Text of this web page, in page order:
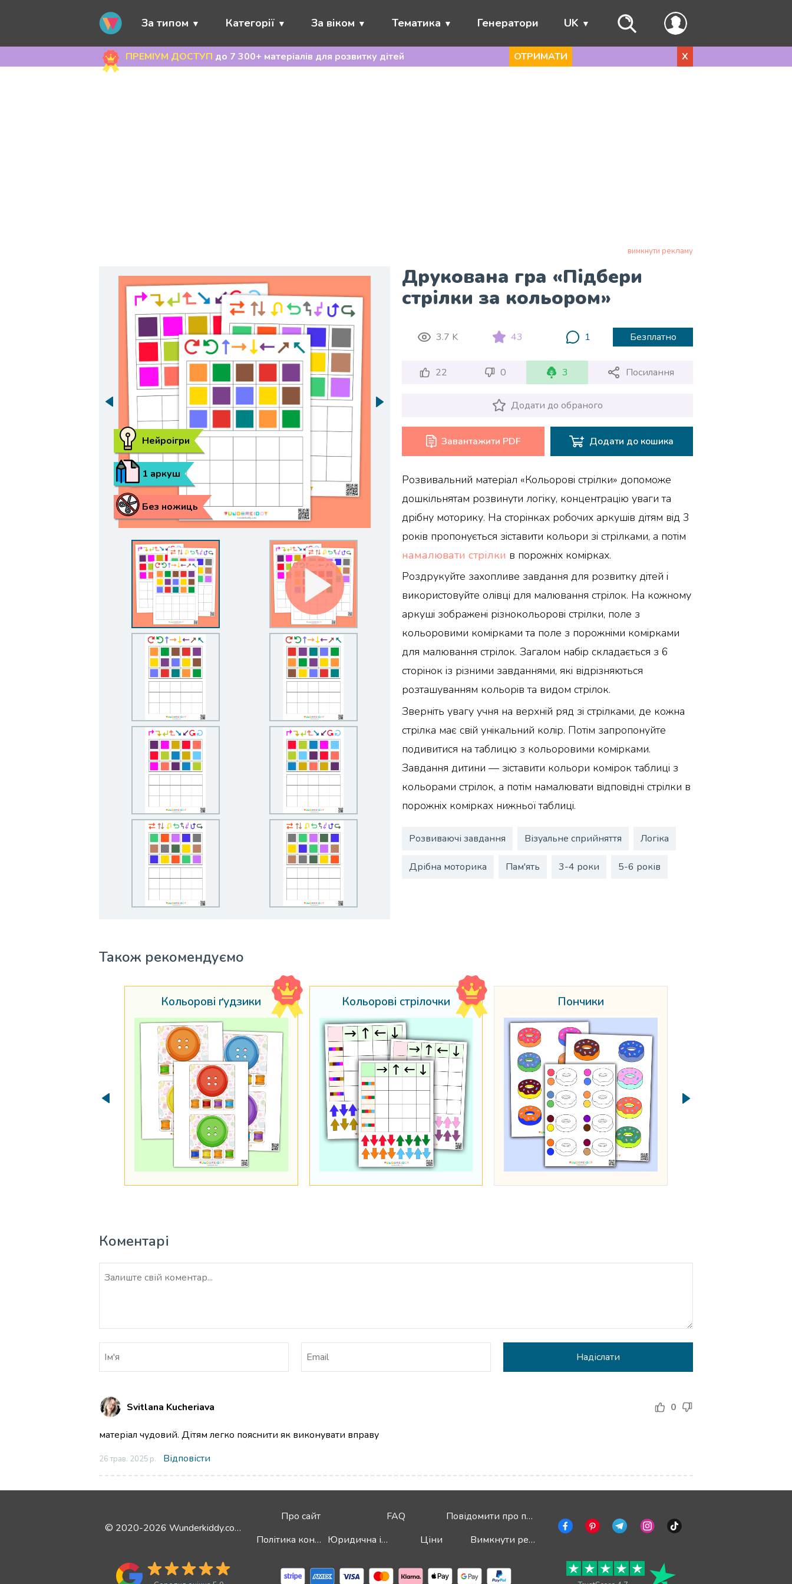
За типом Категорії За віком Тематика Генератори UK
ПРЕМІУМ ДОСТУП до 7 300+ матеріалів для розвитку дітей ОТРИМАТИ X
вимкнути рекламу
Друкована гра «Підбери
стрілки за кольором»
Без ножиць
1 аркуш
Нейроігри
3.7 K 43 1 Безплатно
22 0 3 Посилання
Додати до обраного
Завантажити PDF Додати до кошика
Розвивальний матеріал «Кольорові стрілки» допоможе
дошкільнятам розвинути логіку, концентрацію уваги та
дрібну моторику. На сторінках робочих аркушів дітям від 3
років пропонується зіставити кольори зі стрілками, а потім
намалювати стрілки в порожніх комірках.
Роздрукуйте захопливе завдання для розвитку дітей і
використовуйте олівці для малювання стрілок. На кожному
аркуші зображені різнокольорові стрілки, поле з
кольоровими комірками та поле з порожніми комірками
для малювання стрілок. Загалом набір складається з 6
сторінок із різними завданнями, які відрізняються
розташуванням кольорів та видом стрілок.
Зверніть увагу учня на верхній ряд зі стрілками, де кожна
стрілка має свій унікальний колір. Потім запропонуйте
подивитися на таблицю з кольоровими комірками.
Завдання дитини — зіставити кольори комірок таблиці з
кольорами стрілок, а потім намалювати відповідні стрілки в
порожніх комірках нижньої таблиці.
Розвиваючі завдання Візуальне сприйняття Логіка
Дрібна моторика Пам'ять 3-4 роки 5-6 років
Також рекомендуємо
Кольорові ґудзики Кольорові стрілочки Пончики
Коментарі
Svitlana Kucheriava 0
матеріал чудовий. Дітям легко пояснити як виконувати вправу
26 трав. 2025 р. Відповісти
© 2020-2026 Wunderkiddy.com
Про сайт FAQ
Повідомити про помилку
Політика конфіденційності
Юридична інформація Ціни Вимкнути рекламу